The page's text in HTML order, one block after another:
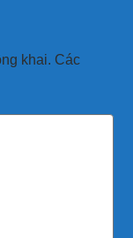
khai. Các